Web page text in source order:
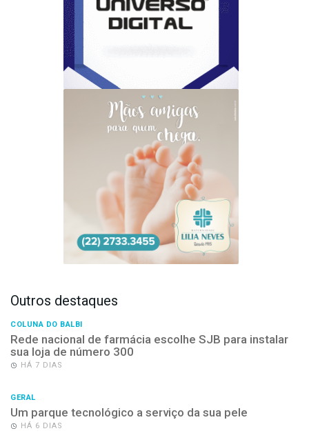
Outros destaques
COLUNA DO BALBI
Rede nacional de farmácia escolhe SJB para instalar
sua loja de número 300
HÁ 7 DIAS
GERAL
Um parque tecnológico a serviço da sua pele
HÁ 6 DIAS